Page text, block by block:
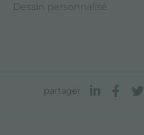
Dessin personnalisé
partager